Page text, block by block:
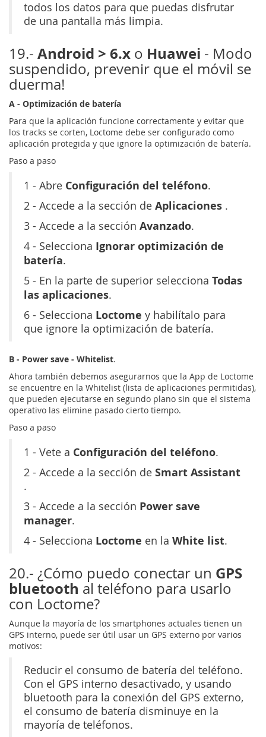
todos los datos para que puedas disfrutar
de una pantalla más limpia.
19.- Android > 6.x o Huawei - Modo
suspendido, prevenir que el móvil se
duerma!
A - Optimización de batería
Para que la aplicación funcione correctamente y evitar que
los tracks se corten, Loctome debe ser configurado como
aplicación protegida y que ignore la optimización de batería.
Paso a paso
1 - Abre Configuración del teléfono.
2 - Accede a la sección de Aplicaciones .
3 - Accede a la sección Avanzado.
4 - Selecciona Ignorar optimización de
batería.
5 - En la parte de superior selecciona Todas
las aplicaciones.
6 - Selecciona Loctome y habilítalo para
que ignore la optimización de batería.
B - Power save - Whitelist.
Ahora también debemos asegurarnos que la App de Loctome
se encuentre en la Whitelist (lista de aplicaciones permitidas),
que pueden ejecutarse en segundo plano sin que el sistema
operativo las elimine pasado cierto tiempo.
Paso a paso
1 - Vete a Configuración del teléfono.
2 - Accede a la sección de Smart Assistant
.
3 - Accede a la sección Power save
manager.
4 - Selecciona Loctome en la White list.
20.- ¿Cómo puedo conectar un GPS
bluetooth al teléfono para usarlo
con Loctome?
Aunque la mayoría de los smartphones actuales tienen un
GPS interno, puede ser útil usar un GPS externo por varios
motivos:
Reducir el consumo de batería del teléfono.
Con el GPS interno desactivado, y usando
bluetooth para la conexión del GPS externo,
el consumo de batería disminuye en la
mayoría de teléfonos.